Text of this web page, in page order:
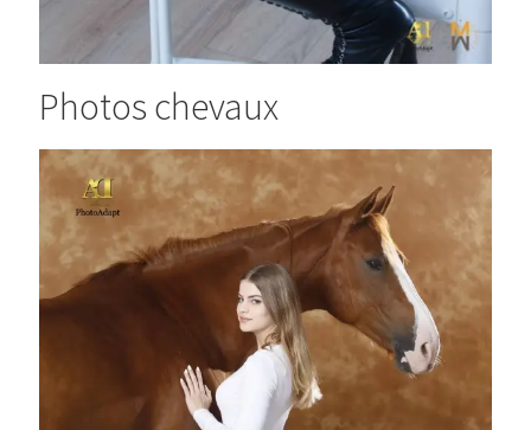
Photos chevaux